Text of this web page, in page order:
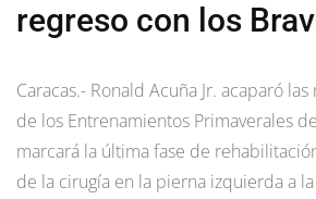
regreso con los
Caracas.- Ronald Acuña Jr. acaparó
de los Entrenamientos Primaverales
marcará la última fase de
de la cirugía en la pierna izquierda a